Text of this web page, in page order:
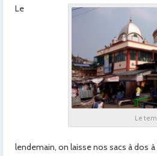
Le
Le
lendemain, on laisse nos sacs à dos